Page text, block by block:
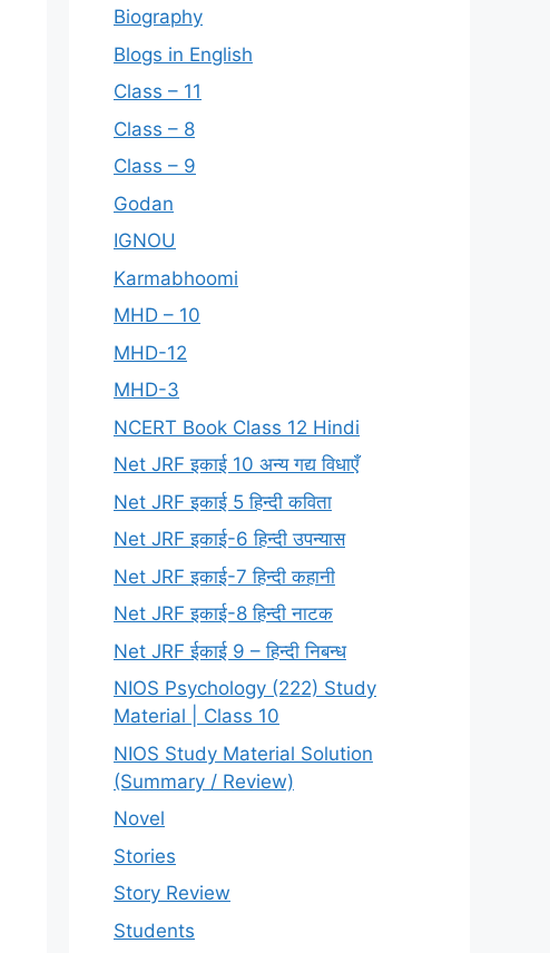
Biography
Blogs in English
Class – 11
Class – 8
Class – 9
Godan
IGNOU
Karmabhoomi
MHD – 10
MHD-12
MHD-3
NCERT Book Class 12 Hindi
Net JRF इकाई 10 अन्य गद्य विधाएँ
Net JRF इकाई 5 हिन्दी कविता
Net JRF इकाई-6 हिन्दी उपन्यास
Net JRF इकाई-7 हिन्दी कहानी
Net JRF इकाई-8 हिन्दी नाटक
Net JRF ईकाई 9 – हिन्दी निबन्ध
NIOS Psychology (222) Study
Material | Class 10
NIOS Study Material Solution
(Summary / Review)
Novel
Stories
Story Review
Students